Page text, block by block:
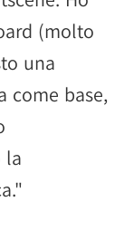
(molto
una
come base,
la